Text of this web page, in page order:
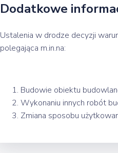
Dodatkowe
Ustalenia w drodze decyzji
polegająca m.in.na:
Budowie obiektu
Wykonaniu innych robót
Zmiana sposobu